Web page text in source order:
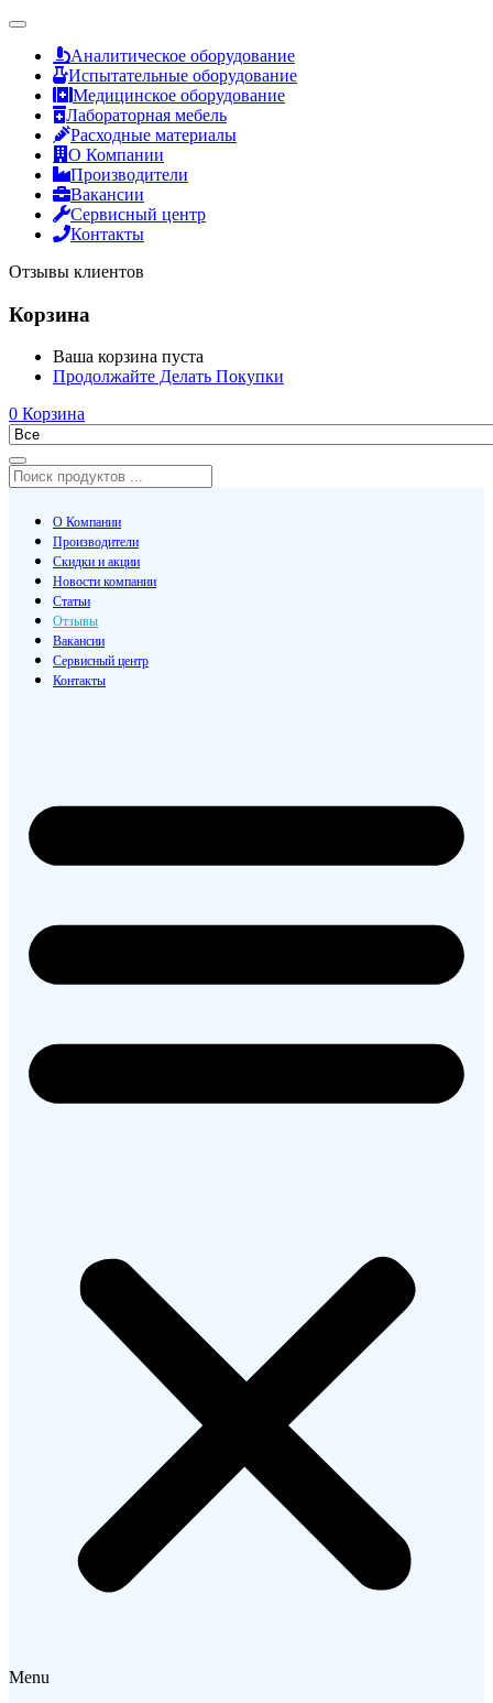
Аналитическое оборудование
Испытательные оборудование
Медицинское оборудование
Лабораторная мебель
Расходные материалы
О Компании
Производители
Вакансии
Сервисный центр
Контакты
Отзывы клиентов
Корзина
Ваша корзина пуста
Продолжайте Делать Покупки
0 Корзина
О Компании
Производители
Скидки и акции
Новости компании
Статьи
Отзывы
Вакансии
Сервисный центр
Контакты
Menu